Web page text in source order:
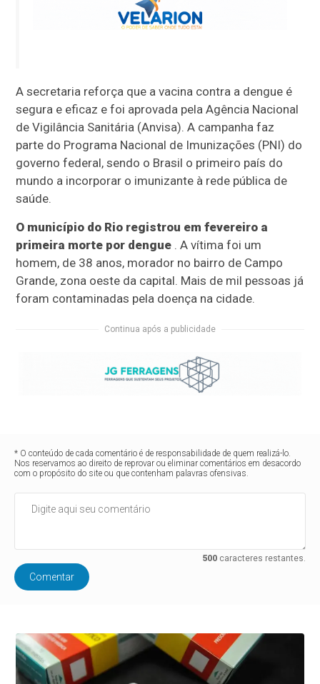
A secretaria reforça que a vacina contra a dengue é
segura e eficaz e foi aprovada pela Agência Nacional
de Vigilância Sanitária (Anvisa). A campanha faz
parte do Programa Nacional de Imunizações (PNI) do
governo federal, sendo o Brasil o primeiro país do
mundo a incorporar o imunizante à rede pública de
saúde.
O município do Rio registrou em fevereiro a
primeira morte por dengue . A vítima foi um
homem, de 38 anos, morador no bairro de Campo
Grande, zona oeste da capital. Mais de mil pessoas já
foram contaminadas pela doença na cidade.
Continua após a publicidade
* O conteúdo de cada comentário é de responsabilidade de quem realizá-lo.
Nos reservamos ao direito de reprovar ou eliminar comentários em desacordo
com o propósito do site ou que contenham palavras ofensivas.
500caracteres restantes.
Comentar